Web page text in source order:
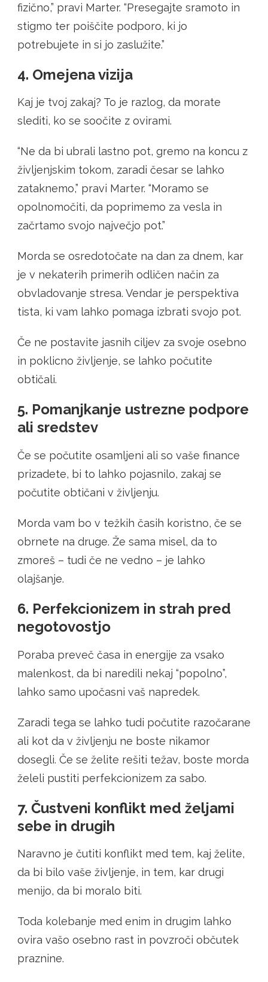
fizično,” pravi Marter. “Presegajte sramoto in
stigmo ter poiščite podporo, ki jo
potrebujete in si jo zaslužite.”
4. Omejena vizija
Kaj je tvoj zakaj? To je razlog, da morate
slediti, ko se soočite z ovirami.
“Ne da bi ubrali lastno pot, gremo na koncu z
življenjskim tokom, zaradi česar se lahko
zataknemo,” pravi Marter. “Moramo se
opolnomočiti, da poprimemo za vesla in
začrtamo svojo največjo pot.”
Morda se osredotočate na dan za dnem, kar
je v nekaterih primerih odličen način za
obvladovanje stresa. Vendar je perspektiva
tista, ki vam lahko pomaga izbrati svojo pot.
Če ne postavite jasnih ciljev za svoje osebno
in poklicno življenje, se lahko počutite
obtičali.
5. Pomanjkanje ustrezne podpore
ali sredstev
Če se počutite osamljeni ali so vaše finance
prizadete, bi to lahko pojasnilo, zakaj se
počutite obtičani v življenju.
Morda vam bo v težkih časih koristno, če se
obrnete na druge. Že sama misel, da to
zmoreš – tudi če ne vedno – je lahko
olajšanje.
6. Perfekcionizem in strah pred
negotovostjo
Poraba preveč časa in energije za vsako
malenkost, da bi naredili nekaj “popolno”,
lahko samo upočasni vaš napredek.
Zaradi tega se lahko tudi počutite razočarane
ali kot da v življenju ne boste nikamor
dosegli. Če se želite rešiti težav, boste morda
želeli pustiti perfekcionizem za sabo.
7. Čustveni konflikt med željami
sebe in drugih
Naravno je čutiti konflikt med tem, kaj želite,
da bi bilo vaše življenje, in tem, kar drugi
menijo, da bi moralo biti.
Toda kolebanje med enim in drugim lahko
ovira vašo osebno rast in povzroči občutek
praznine.